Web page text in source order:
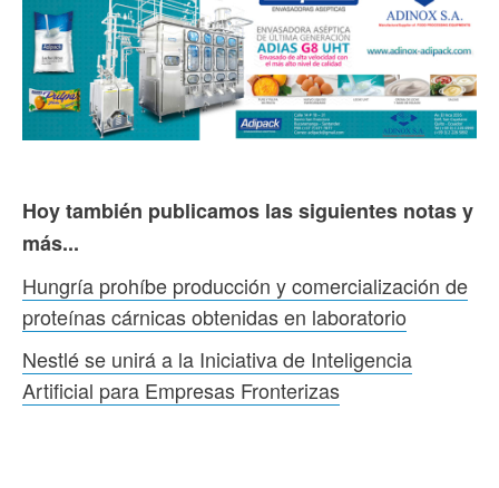
Hoy también publicamos las siguientes notas y
más...
Hungría prohíbe producción y comercialización de
proteínas cárnicas obtenidas en laboratorio
Nestlé se unirá a la Iniciativa de Inteligencia
Artificial para Empresas Fronterizas